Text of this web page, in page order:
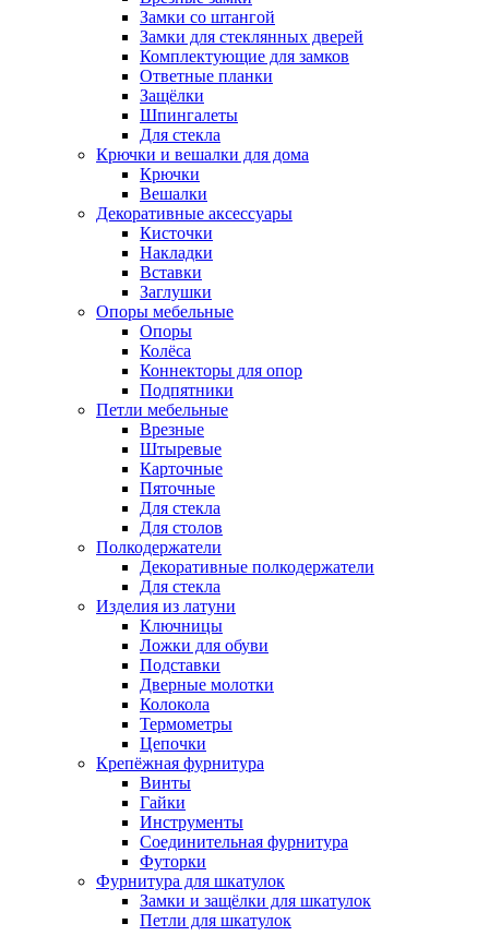
Замки со штангой
Замки для стеклянных дверей
Комплектующие для замков
Ответные планки
Защёлки
Шпингалеты
Для стекла
Крючки и вешалки для дома
Крючки
Вешалки
Декоративные аксессуары
Кисточки
Накладки
Вставки
Заглушки
Опоры мебельные
Опоры
Колёса
Коннекторы для опор
Подпятники
Петли мебельные
Врезные
Штыревые
Карточные
Пяточные
Для стекла
Для столов
Полкодержатели
Декоративные полкодержатели
Для стекла
Изделия из латуни
Ключницы
Ложки для обуви
Подставки
Дверные молотки
Колокола
Термометры
Цепочки
Крепёжная фурнитура
Винты
Гайки
Инструменты
Соединительная фурнитура
Футорки
Фурнитура для шкатулок
Замки и защёлки для шкатулок
Петли для шкатулок